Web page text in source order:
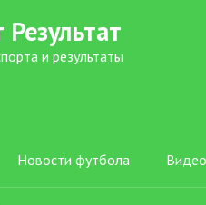
и результаты
Новости футбола